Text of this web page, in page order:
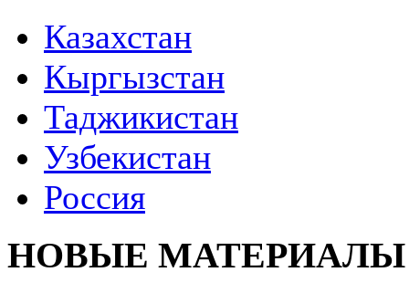
Казахстан
Кыргызстан
Таджикистан
Узбекистан
Россия
НОВЫЕ МАТЕРИАЛЫ